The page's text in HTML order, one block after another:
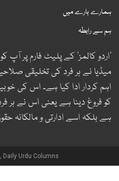
بارے میں
سے رابطہ
کالمز‘ کے پلیٹ فارم پر آپ
نے ہر فرد کی تخلیقی
کردار ادا کیا ہے۔ اس کی
فروغ دینا ہے یعنی اس نے ہر فرد
بلکہ اسے ادارتی و مالکانہ
Daily Urdu Columns